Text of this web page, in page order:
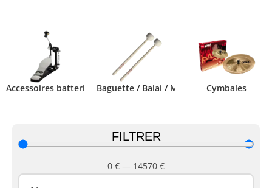
Accessoires batterie - percussionBaguette / Balai / MaillocheCymbales
FILTRER
0 € — 14570 €